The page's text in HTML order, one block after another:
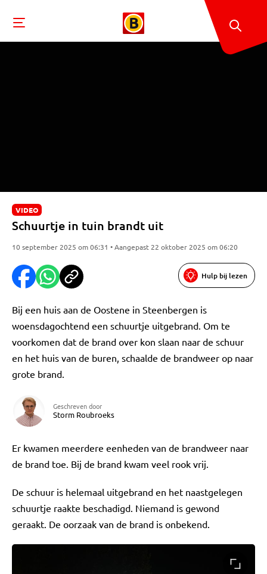
VIDEO
Schuurtje in tuin brandt uit
10 september 2025 om 06:31 • Aangepast 22 oktober 2025 om 06:20
Hulp bij lezen
Bij een huis aan de Oostene in Steenbergen is
woensdagochtend een schuurtje uitgebrand. Om te
voorkomen dat de brand over kon slaan naar de schuur
en het huis van de buren, schaalde de brandweer op naar
grote brand.
Geschreven door
Storm Roubroeks
Er kwamen meerdere eenheden van de brandweer naar
de brand toe. Bij de brand kwam veel rook vrij.
De schuur is helemaal uitgebrand en het naastgelegen
schuurtje raakte beschadigd. Niemand is gewond
geraakt. De oorzaak van de brand is onbekend.